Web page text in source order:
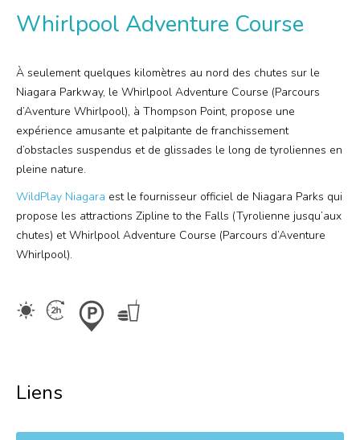
Plus
Corporatif
Mariages
Salle des médias
Whirlpool Adventure Course
À seulement quelques kilomètres au nord des chutes sur le
Niagara Parkway, le Whirlpool Adventure Course (Parcours
d’Aventure Whirlpool), à Thompson Point, propose une
expérience amusante et palpitante de franchissement
d’obstacles suspendus et de glissades le long de tyroliennes en
pleine nature.
WildPlay Niagara est le fournisseur officiel de Niagara Parks qui
propose les attractions Zipline to the Falls (Tyrolienne jusqu’aux
chutes) et Whirlpool Adventure Course (Parcours d’Aventure
Whirlpool).
Liens